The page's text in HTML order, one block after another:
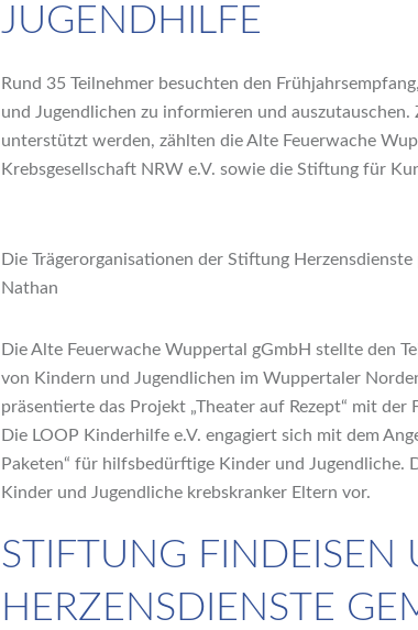
JUGENDHILFE
Rund 35 Teilnehmer besuchten den
und Jugendlichen zu informieren und
unterstützt werden, zählten die Alte Feuerwache
Krebsgesellschaft NRW e.V. sowie die Stiftung für
Die Trägerorganisationen der Stiftung
Nathan
Die Alte Feuerwache Wuppertal gGmbH stellte den
von Kindern und Jugendlichen im Wuppertaler
präsentierte das Projekt „Theater auf Rezept“ mit
Die LOOP Kinderhilfe e.V. engagiert sich mit dem
Paketen“ für hilfsbedürftige Kinder und Jugendliche.
Kinder und Jugendliche krebskranker Eltern vor.
STIFTUNG FINDEISEN
HERZENSDIENSTE